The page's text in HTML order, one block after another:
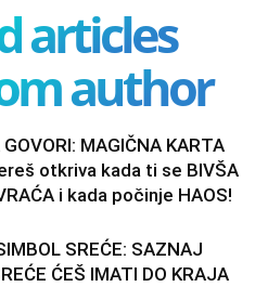
articles
author
MAGIČNA KARTA
otkriva kada ti se BIVŠA
i kada počinje HAOS!
SREĆE: SAZNAJ
ĆEŠ IMATI DO KRAJA